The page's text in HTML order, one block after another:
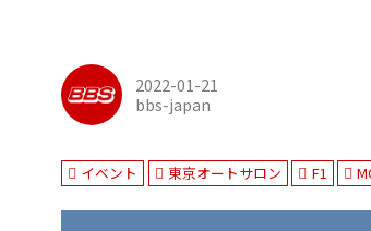
2022-01-21
bbs-japan
イベント 東京オートサロン F1